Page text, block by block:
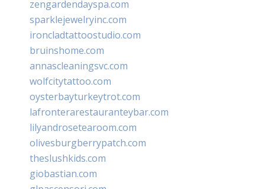
zengardendayspa.com
sparklejewelryinc.com
ironcladtattoostudio.com
bruinshome.com
annascleaningsvc.com
wolfcitytattoo.com
oysterbayturkeytrot.com
lafronterarestauranteybar.com
lilyandrosetearoom.com
olivesburgberrypatch.com
theslushkids.com
giobastian.com